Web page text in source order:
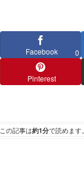
Facebook 0
Pinterest
この記事は約1分で読めます。